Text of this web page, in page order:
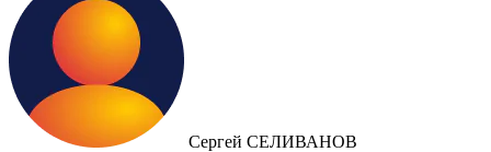
Сергей СЕЛИВАНОВ